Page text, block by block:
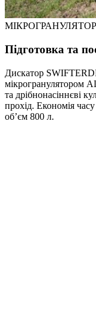
МІКРОГРАНУЛЯТОР
Підготовка та
Дискатор
мікрогранулятором
та дрібнонасіннєві
прохід. Економія
об’єм 800 л.